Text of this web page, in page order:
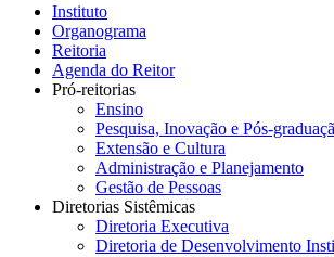
Instituto
Organograma
Reitoria
Agenda do Reitor
Pró-reitorias
Ensino
Pesquisa, Inovação e Pós-
Extensão e Cultura
Administração e Planejamento
Gestão de Pessoas
Diretorias Sistêmicas
Diretoria Executiva
Diretoria de Desenvolvimento